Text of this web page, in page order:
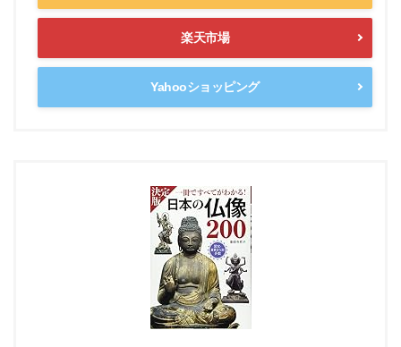
楽天市場
Yahooショッピング